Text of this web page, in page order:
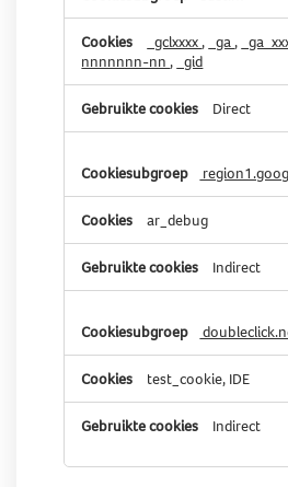
_gclxxxx , _ga ,
nnnnnnn-nn , _gid
Direct
ar_debug
Indirect
test_cookie, IDE
Indirect